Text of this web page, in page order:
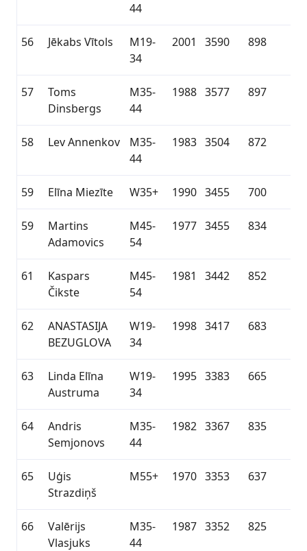
44
56 Jēkabs Vītols
M19-
34
2001 3590 898
57
Toms
Dinsbergs
M35-
44
1988 3577 897
58 Lev Annenkov
M35-
44
1983 3504 872
59 Elīna Miezīte W35+ 1990 3455 700
59
Martins
Adamovics
M45-
54
1977 3455 834
61
Kaspars
Čikste
M45-
54
1981 3442 852
62
ANASTASIJA
BEZUGLOVA
W19-
34
1998 3417 683
63
Linda Elīna
Austruma
W19-
34
1995 3383 665
64
Andris
Semjonovs
M35-
44
1982 3367 835
65
Uģis
Strazdiņš
M55+ 1970 3353 637
66
Valērijs
Vlasjuks
M35-
44
1987 3352 825